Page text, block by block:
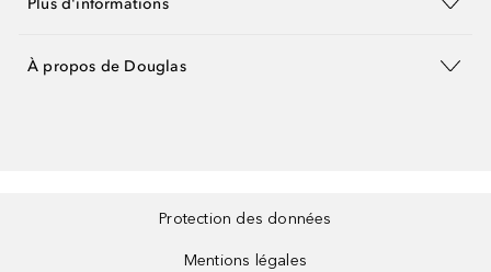
À propos de Douglas
Protection des données
Mentions légales